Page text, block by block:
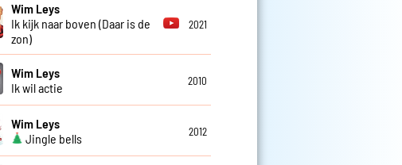
Wim Leys
Ik kijk naar boven (Daar is de
zon)
2021
Wim Leys
Ik wil actie
2010
Wim Leys
Jingle bells
2012